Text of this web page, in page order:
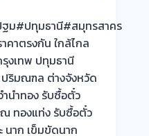
ม#ปทุมธานี#สมุทรสาคร
คาตรงกัน ใกล้ไกล
งเทพ ปทุมธานี
ริมณฑล ต่างจังหวัด
นำทอง รับซื้อตั๋ว
ทองแท่ง รับซื้อตั๋ว
นาก เข็มขัดนาก